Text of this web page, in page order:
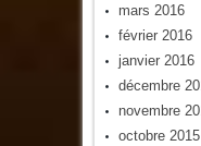
mars 2016
février 2016
janvier 2016
décembre
novembre
octobre 2015